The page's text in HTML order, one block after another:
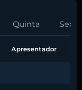
Quinta Sexta
Apresentador